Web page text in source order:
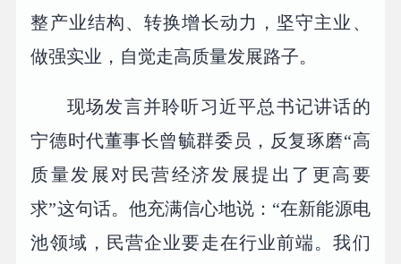
整产业结构、转换增长动力，坚守主业、
做强实业，自觉走高质量发展路子。
现场发言并聆听习近平总书记讲话的
宁德时代董事长曾毓群委员，反复琢磨“高
质量发展对民营经济发展提出了更高要
求”这句话。他充满信心地说：“在新能源电
池领域，民营企业要走在行业前端。我们